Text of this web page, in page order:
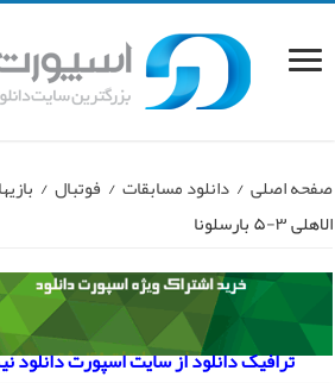
صفحه اصلی / دانلود مسابقات / فوتبال /
الاهلی ۳-۵ بارسلونا
ترافیک دانلود از سایت اسپورت دانلود